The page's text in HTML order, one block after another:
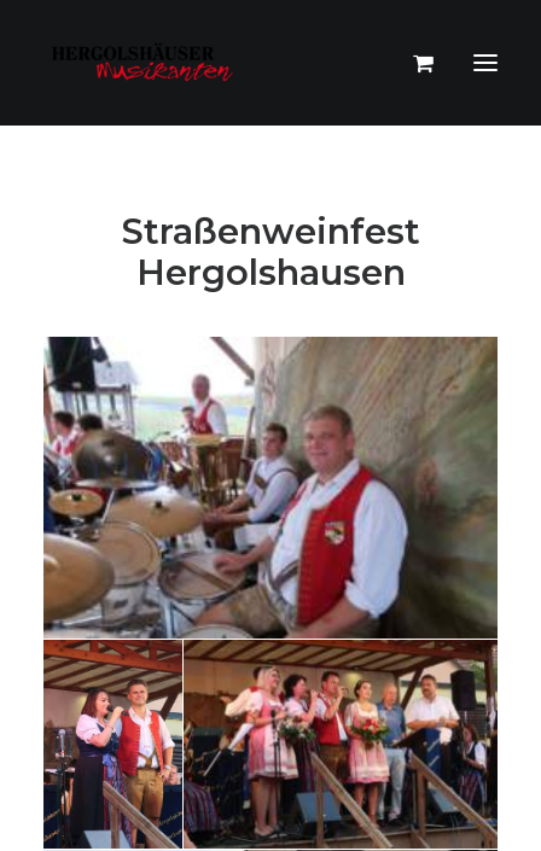
Straßenweinfest
Hergolshausen